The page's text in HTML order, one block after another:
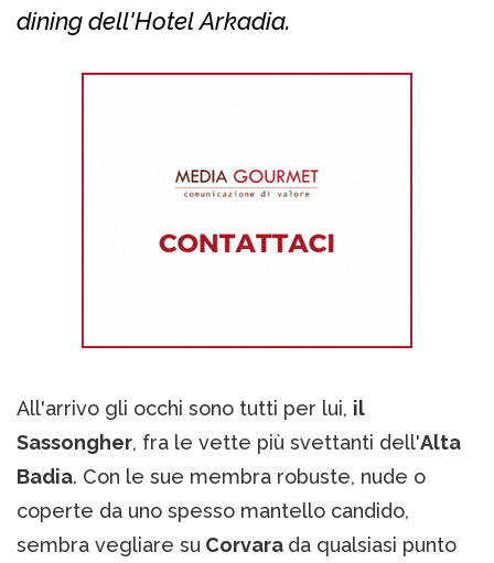
dining dell'Hotel Arkadia.
All'arrivo gli occhi sono tutti per lui, il
Sassongher, fra le vette più svettanti dell'Alta
Badia. Con le sue membra robuste, nude o
coperte da uno spesso mantello candido,
sembra vegliare su Corvara da qualsiasi punto